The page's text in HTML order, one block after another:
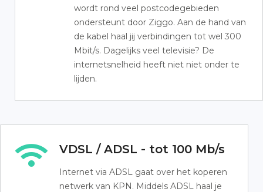
wordt rond veel postcodegebieden
ondersteunt door Ziggo. Aan de hand van
de kabel haal jij verbindingen tot wel 300
Mbit/s. Dagelijks veel televisie? De
internetsnelheid heeft niet niet onder te
lijden.
VDSL / ADSL - tot 100 Mb/s
Internet via ADSL gaat over het koperen
netwerk van KPN. Middels ADSL haal je